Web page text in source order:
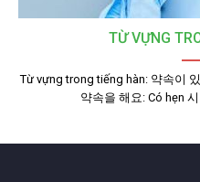
TỪ VỰNG
Từ vựng trong tiếng hàn: 약속이
약속을 해요: Có hẹn